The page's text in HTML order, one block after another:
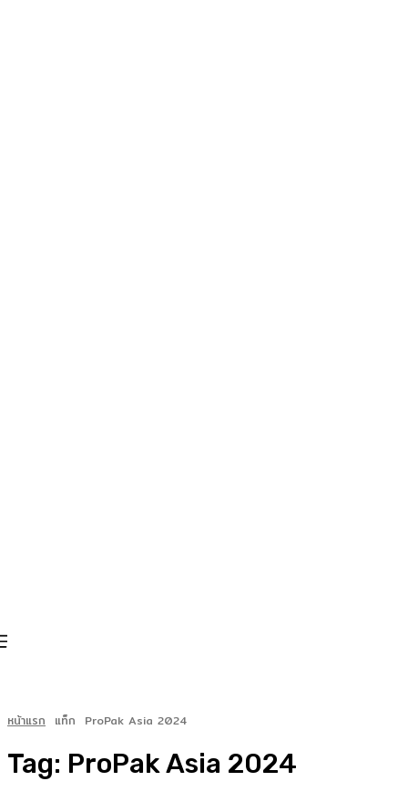
หน้าแรก แท็ก ProPak Asia 2024
Tag: ProPak Asia 2024